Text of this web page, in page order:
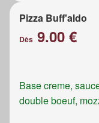
Pizza Buff'aldo
Dès 9.00 €
Base creme,
double boeuf,